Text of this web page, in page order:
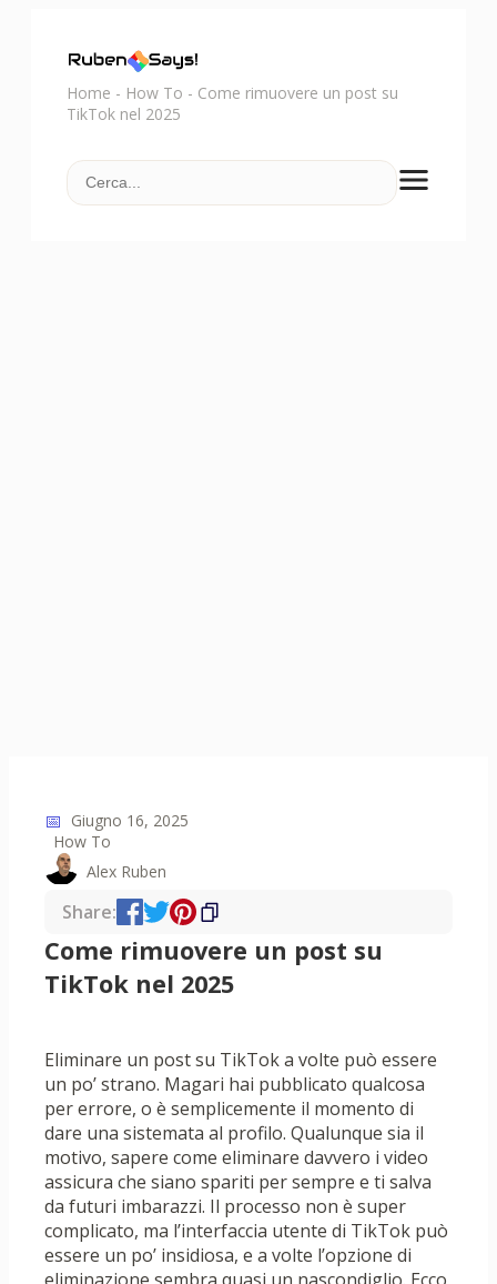
Home - How To - Come rimuovere un post su
TikTok nel 2025
📅 Giugno 16, 2025
How To
Alex Ruben
Share:
Come rimuovere un post su
TikTok nel 2025
Eliminare un post su TikTok a volte può essere
un po’ strano. Magari hai pubblicato qualcosa
per errore, o è semplicemente il momento di
dare una sistemata al profilo. Qualunque sia il
motivo, sapere come eliminare davvero i video
assicura che siano spariti per sempre e ti salva
da futuri imbarazzi. Il processo non è super
complicato, ma l’interfaccia utente di TikTok può
essere un po’ insidiosa, e a volte l’opzione di